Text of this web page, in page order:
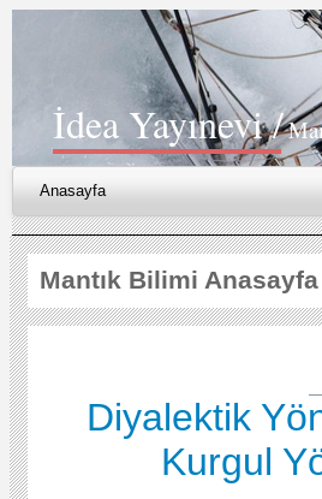
İdea Yayınevi /
Anasayfa
Mantık Bilimi Anasayfa
Diyalektik
Kurgul